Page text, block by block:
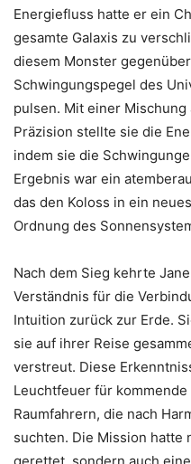
Energiefluss hatte er ein
gesamte Galaxis zu
diesem Monster
Schwingungspegel des
pulsen. Mit einer
Präzision stellte sie die
indem sie die
Ergebnis war ein
das den Koloss in ein
Ordnung des
Nach dem Sieg kehrte
Verständnis für die
Intuition zurück zur Erde.
sie auf ihrer Reise
verstreut. Diese
Leuchtfeuer für
Raumfahrern, die nach
suchten. Die Mission hatte
gerettet, sondern auch